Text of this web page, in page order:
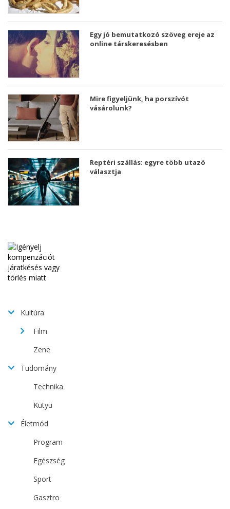
Egy jó bemutatkozó szöveg ereje az
online társkeresésben
Mire figyeljünk, ha porszívót
vásárolunk?
Reptéri szállás: egyre több utazó
választja
Kultúra
Film
Zene
Tudomány
Technika
Kütyü
Életmód
Program
Egészség
Sport
Gasztro